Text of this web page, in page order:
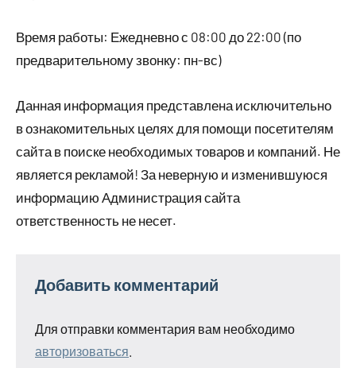
Время работы: Ежедневно с 08:00 до 22:00 (по
предварительному звонку: пн-вс)
Данная информация представлена исключительно
в ознакомительных целях для помощи посетителям
сайта в поиске необходимых товаров и компаний. Не
является рекламой! За неверную и изменившуюся
информацию Администрация сайта
ответственность не несет.
Добавить комментарий
Для отправки комментария вам необходимо
авторизоваться